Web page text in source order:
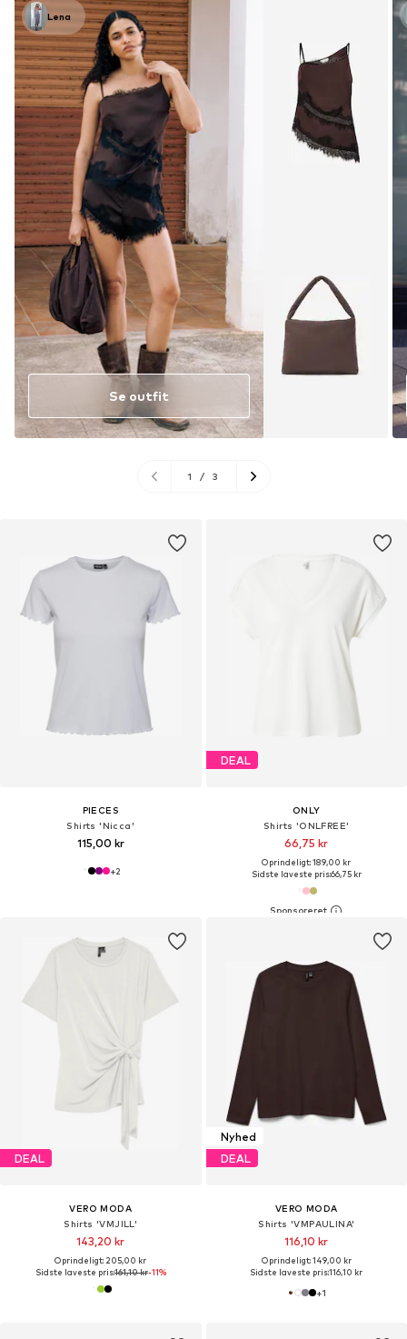
Lena
Se outfit
1 / 3
PIECES
Shirts 'Nicca'
115,00 kr
+2
DEAL
ONLY
Shirts 'ONLFREE'
66,75 kr
Oprindeligt: 189,00 kr
Sidste laveste pris:66,75 kr
DEAL
VERO MODA
Shirts 'VMJILL'
143,20 kr
Oprindeligt: 205,00 kr
Sidste laveste pris:161,10 kr-11%
Nyhed
DEAL
VERO MODA
Shirts 'VMPAULINA'
116,10 kr
Oprindeligt: 149,00 kr
Sidste laveste pris:116,10 kr
+1